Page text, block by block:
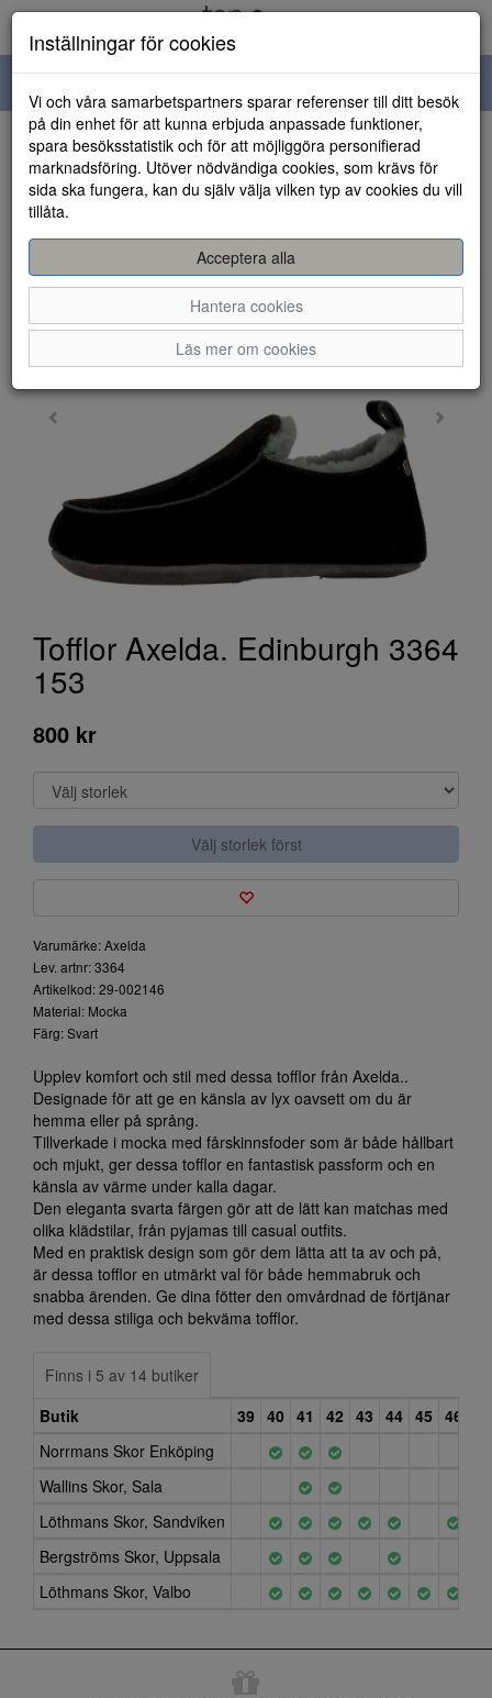
navigation
HEM
Tofflor Axelda. Edinburgh 3364
153
800 kr
Välj storlek först
Varumärke: Axelda
Lev. artnr: 3364
Artikelkod: 29-002146
Material: Mocka
Färg: Svart
Upplev komfort och stil med dessa tofflor från Axelda..
Designade för att ge en känsla av lyx oavsett om du är
hemma eller på språng.
Tillverkade i mocka med fårskinnsfoder som är både hållbart
och mjukt, ger dessa tofflor en fantastisk passform och en
känsla av värme under kalla dagar.
Den eleganta svarta färgen gör att de lätt kan matchas med
olika klädstilar, från pyjamas till casual outfits.
Med en praktisk design som gör dem lätta att ta av och på,
är dessa tofflor en utmärkt val för både hemmabruk och
snabba ärenden. Ge dina fötter den omvårdnad de förtjänar
med dessa stiliga och bekväma tofflor.
Finns i 5 av 14 butiker
Butik
39 40 41 42 43 44 45 46
Norrmans Skor Enköping
Wallins Skor, Sala
Löthmans Skor, Sandviken
Bergströms Skor, Uppsala
Löthmans Skor, Valbo
Inställningar för cookies
Vi och våra samarbetspartners sparar referenser till ditt besök
på din enhet för att kunna erbjuda anpassade funktioner,
spara besöksstatistik och för att möjliggöra personifierad
marknadsföring. Utöver nödvändiga cookies, som krävs för
sida ska fungera, kan du själv välja vilken typ av cookies du vill
tillåta.
Acceptera alla
Hantera cookies
Läs mer om cookies